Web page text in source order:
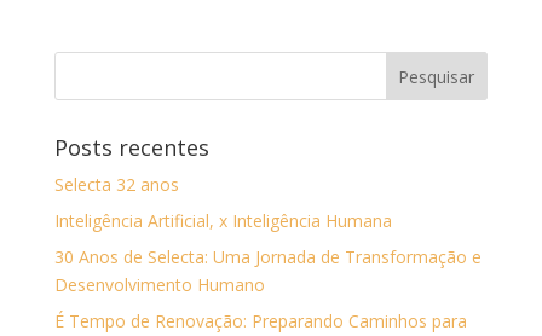
Posts recentes
Selecta 32 anos
Inteligência Artificial, x Inteligência Humana
30 Anos de Selecta: Uma Jornada de Transformação e
Desenvolvimento Humano
É Tempo de Renovação: Preparando Caminhos para